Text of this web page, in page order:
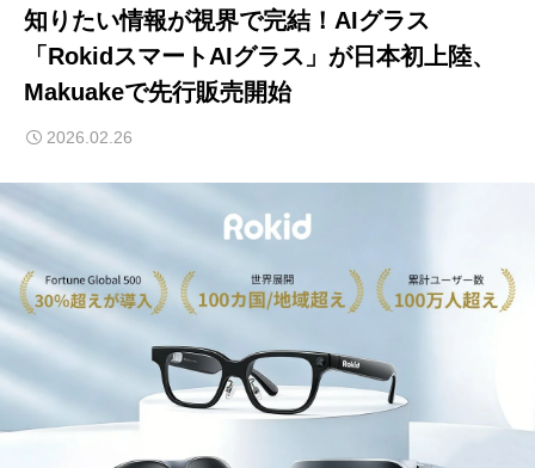
知りたい情報が視界で完結！AIグラス
「RokidスマートAIグラス」が日本初上陸、
Makuakeで先行販売開始
2026.02.26